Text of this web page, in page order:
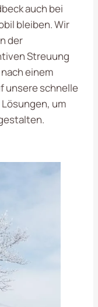
auch bei
bleiben. Wir
der
Streuung
einem
unsere schnelle
um